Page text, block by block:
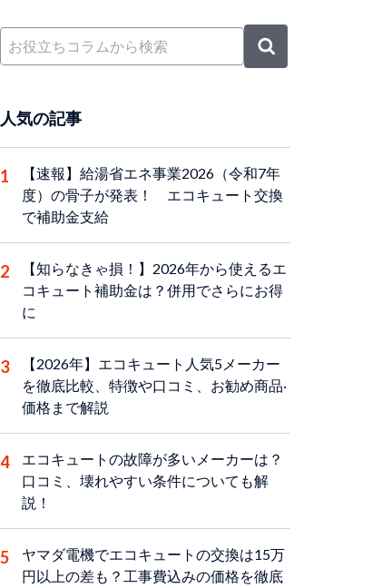
人気の記事
【速報】給湯省エネ事業2026（令和7年
度）の骨子が発表！ エコキュート交換
で補助金支給
【知らなきゃ損！】2026年から使えるエ
コキュート補助金は？併用でさらにお得
に
【2026年】エコキュート人気5メーカー
を徹底比較、特徴や口コミ、お勧め商品‧
価格まで解説
エコキュートの故障が多いメーカーは？
口コミ、壊れやすい条件についても解
説！
ヤマダ電機でエコキュートの交換は15万
円以上の差も？工事費込みの価格を徹底